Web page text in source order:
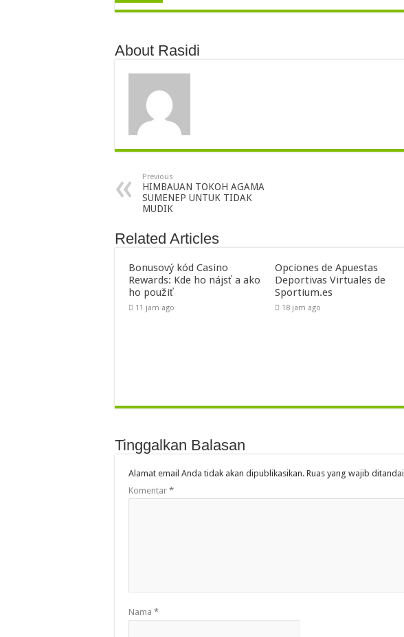
About Rasidi
Previous
HIMBAUAN TOKOH AGAMA
SUMENEP UNTUK TIDAK
MUDIK
Related Articles
Bonusový kód Casino
Rewards: Kde ho nájsť a ako
ho použiť
11 jam ago
Opciones de Apuestas
Deportivas Virtuales de
Sportium.es
18 jam ago
Tinggalkan Balasan
Alamat email Anda tidak akan dipublikasikan. Ruas yang wajib ditandai
Komentar *
Nama *